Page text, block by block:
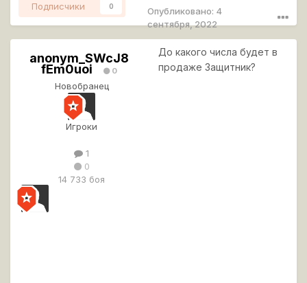
Подписчики 0
a
n
o
m
J
anonym_SWcJ8
fEm0uoi 0
Новобранец
Игроки
1
0
14 733 боя
Опубликовано: 4
сентября, 2022
До какого числа будет в
продаже Защитник?